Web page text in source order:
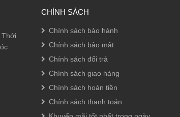
CHÍNH SÁCH
Chính sách bảo hành
Chính sách bảo mật
Chính sách đổi trả
Chính sách giao hàng
Chính sách hoàn tiền
Chính sách thanh toán